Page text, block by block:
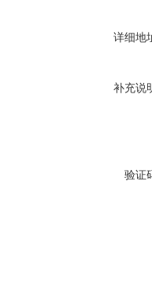
详细地
补充说
验证